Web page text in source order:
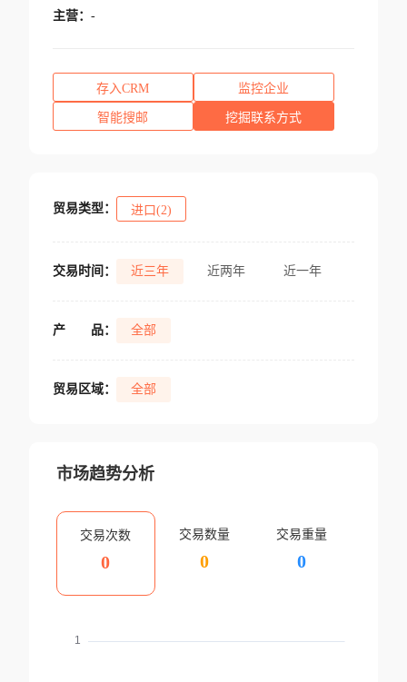
主营： -
存入CRM 监控企业
智能搜邮 挖掘联系方式
贸易类型： 进口(2)
交易时间： 近三年 近两年 近一年
产 品： 全部
贸易区域： 全部
市场趋势分析
交易次数
0
交易数量
0
交易重量
0